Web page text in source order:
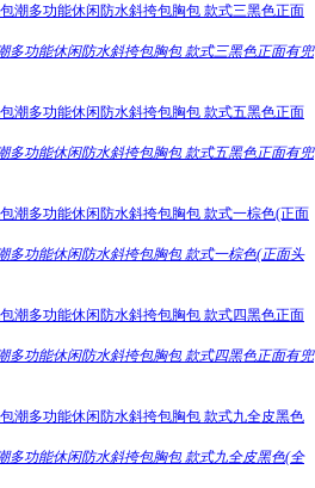
多功能休闲防水斜挎包胸包 款式三黑色正面有兜
多功能休闲防水斜挎包胸包 款式五黑色正面有兜
多功能休闲防水斜挎包胸包 款式一棕色(正面头
多功能休闲防水斜挎包胸包 款式四黑色正面有兜
多功能休闲防水斜挎包胸包 款式九全皮黑色(全